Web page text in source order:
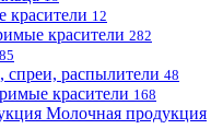
красители 12
красители 282
85
спреи, распылители 48
красители 168
Молочная продукция